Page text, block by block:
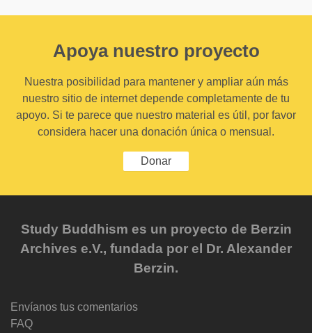
Apoya nuestro proyecto
Nuestra posibilidad para mantener y ampliar aún más
nuestro sitio de internet depende completamente de tu
apoyo. Si te parece que nuestro material es útil, por favor
considera hacer una donación única o mensual.
Donar
Study Buddhism es un proyecto de Berzin
Archives e.V., fundada por el Dr. Alexander
Berzin.
Envíanos tus comentarios
FAQ